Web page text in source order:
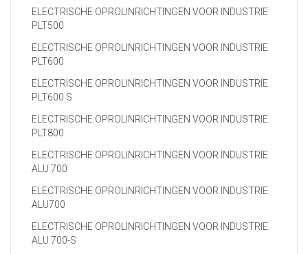
ELECTRISCHE OPROLINRICHTINGEN VOOR INDUSTRIE
PLT500
ELECTRISCHE OPROLINRICHTINGEN VOOR INDUSTRIE
PLT600
ELECTRISCHE OPROLINRICHTINGEN VOOR INDUSTRIE
PLT600 S
ELECTRISCHE OPROLINRICHTINGEN VOOR INDUSTRIE
PLT800
ELECTRISCHE OPROLINRICHTINGEN VOOR INDUSTRIE
ALU 700
ELECTRISCHE OPROLINRICHTINGEN VOOR INDUSTRIE
ALU700
ELECTRISCHE OPROLINRICHTINGEN VOOR INDUSTRIE
ALU 700-S